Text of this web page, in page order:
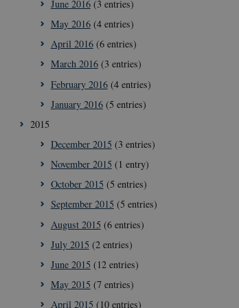
June 2016(3 entries)
May 2016(4 entries)
April 2016(6 entries)
March 2016(3 entries)
February 2016(4 entries)
January 2016(5 entries)
2015
December 2015 (3 entries)
November 2015 (1 entry)
October 2015 (5 entries)
September 2015 (5 entries)
August 2015 (6 entries)
July 2015 (2 entries)
June 2015 (12 entries)
May 2015 (7 entries)
April 2015 (10 entries)